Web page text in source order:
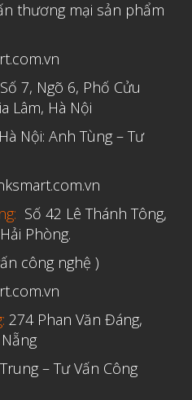
Tháng Bảy 2023
Tháng Tư 2023
Tháng Ba 2023
Tháng Một 2023
Tháng Mười Hai 2022
Tháng Mười Một 2022
Tháng Mười 2022
Tháng Chín 2022
Tháng Tám 2022
Tháng Bảy 2022
Tháng Sáu 2022
thương mại sản phẩm
Số 7, Ngõ 6, Phố Cửu
Lâm, Hà Nội
Nội: Anh Tùng – Tư
Số 42 Lê Thánh Tông,
Phòng.
công nghệ )
274 Phan Văn Đáng,
– Tư Vấn Công